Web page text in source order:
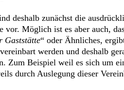
deshalb zunächst die
vor. Möglich ist es aber auch,
Gaststätte“ oder Ähnliches,
werden und deshalb
Zum Beispiel weil es sich um
durch Auslegung dieser